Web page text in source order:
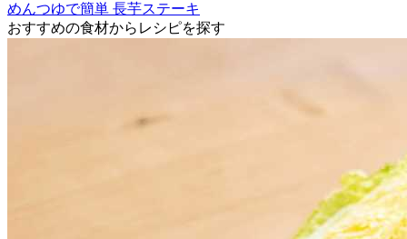
めんつゆで簡単 長芋ステーキ
おすすめの食材からレシピを探す